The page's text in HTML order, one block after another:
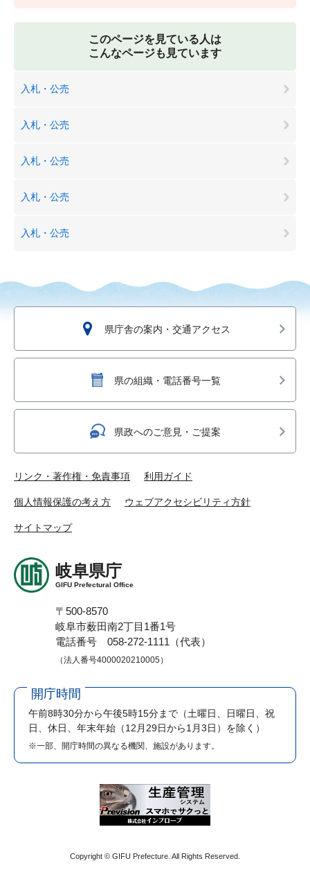
このページを見ている人は
こんなページも見ています
入札・公売
入札・公売
入札・公売
入札・公売
入札・公売
県庁舎の案内・交通アクセス
県の組織・電話番号一覧
県政へのご意見・ご提案
リンク・著作権・免責事項 利用ガイド
個人情報保護の考え方 ウェブアクセシビリティ方針
サイトマップ
岐阜県庁
GIFU Prefectural Office
〒500-8570
岐阜市薮田南2丁目1番1号
電話番号 058-272-1111（代表）
（法人番号4000020210005）
開庁時間
午前8時30分から午後5時15分まで （土曜日、日曜日、祝
日、休日、年末年始（12月29日から1月3日）を除く）
※一部、開庁時間の異なる機関、施設があります。
Copyright © GIFU Prefecture. All Rights Reserved.